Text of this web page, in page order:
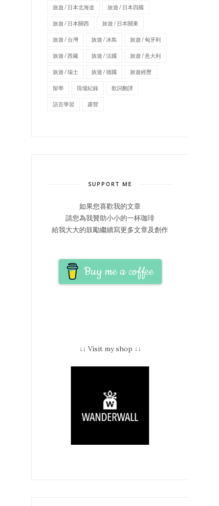
旅遊 / 日本北海道 旅遊 / 日本四國
旅遊 / 日本關西 旅遊 / 日本關東
旅遊 / 台灣 旅遊 / 冰島 旅遊 / 匈牙利
旅遊 / 西藏 旅遊 / 法國 旅遊 / 意大利
旅遊 / 瑞士 旅遊 / 德國 旅遊經歷
留學 現場紀錄 歌詞翻譯
語言學習 露營
SUPPORT ME
如果您喜歡我的文章
請您為我贊助小小的一杯珈琲
給我大大的鼓勵繼續寫更多文章及創作
Buy me a coffee
↓↓ Visit my shop ↓↓